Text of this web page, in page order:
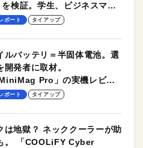
検証。学生、ビジネスマン
ースに最適！
ポート タイアップ
ルバッテリ＝半固体電池。選
発者に取材。
Pro」の実機レビュ
ポート タイアップ
は地獄？ ネッククーラーが助
。 「COOLiFY Cyber